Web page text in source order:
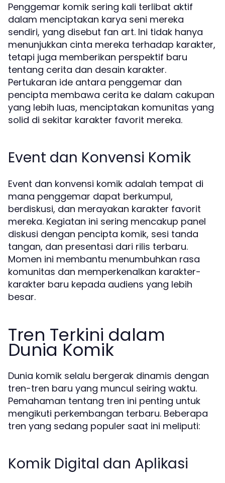
Penggemar komik sering kali terlibat aktif
dalam menciptakan karya seni mereka
sendiri, yang disebut fan art. Ini tidak hanya
menunjukkan cinta mereka terhadap karakter,
tetapi juga memberikan perspektif baru
tentang cerita dan desain karakter.
Pertukaran ide antara penggemar dan
pencipta membawa cerita ke dalam cakupan
yang lebih luas, menciptakan komunitas yang
solid di sekitar karakter favorit mereka.
Event dan Konvensi Komik
Event dan konvensi komik adalah tempat di
mana penggemar dapat berkumpul,
berdiskusi, dan merayakan karakter favorit
mereka. Kegiatan ini sering mencakup panel
diskusi dengan pencipta komik, sesi tanda
tangan, dan presentasi dari rilis terbaru.
Momen ini membantu menumbuhkan rasa
komunitas dan memperkenalkan karakter-
karakter baru kepada audiens yang lebih
besar.
Tren Terkini dalam
Dunia Komik
Dunia komik selalu bergerak dinamis dengan
tren-tren baru yang muncul seiring waktu.
Pemahaman tentang tren ini penting untuk
mengikuti perkembangan terbaru. Beberapa
tren yang sedang populer saat ini meliputi:
Komik Digital dan Aplikasi